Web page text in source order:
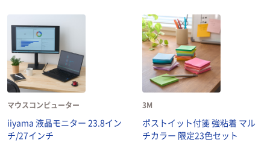
マウスコンピューター
iiyama 液晶モニター 23.8イン
チ/27インチ
3M
ポストイット付箋 強粘着 マル
チカラー 限定23色セット